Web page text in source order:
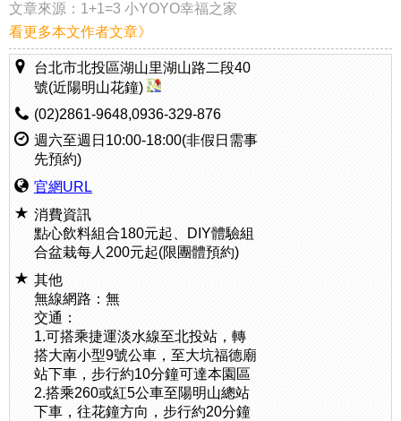
文章來源： 1+1=3 小YOYO幸福之家
看更多本文作者文章》
台北市北投區湖山里湖山路二段40
號(近陽明山花鐘)
(02)2861-9648,0936-329-876
週六至週日10:00-18:00(非假日需事
先預約)
官網URL
消費資訊
點心飲料組合180元起、DIY體驗組
合盆栽每人200元起(限團體預約)
其他
無線網路：無
交通：
1.可搭乘捷運淡水線至北投站，轉
搭大南小型9號公車，至大坑福德廟
站下車，步行約10分鐘可達本園區
2.搭乘260或紅5公車至陽明山總站
下車，往花鐘方向，步行約20分鐘